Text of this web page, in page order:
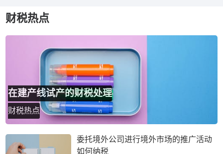
财税热点
在建产线试产的财税处理
财税热点
委托境外公司进行境外市场的推广活动
如何纳税